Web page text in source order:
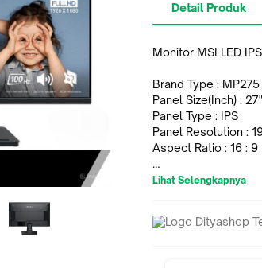
Detail Produk
Monitor MSI LED
Brand Type : MP275
Panel Size(Inch) : 27"
Panel Type : IPS
Panel Resolution :
Aspect Ratio : 16 : 9
Brightness (cd/) : 300
Connectivity :
Lihat Selengkapnya